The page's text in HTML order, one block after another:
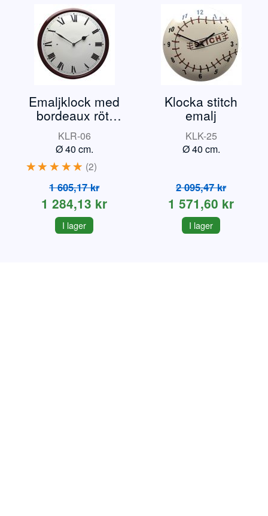
Emaljklock med
bordeaux rött
kant
KLR-06
Ø 40 cm.
2
1 605,17 kr
1 284,13 kr
I lager
Klocka stitch
emalj
KLK-25
Ø 40 cm.
2 095,47 kr
1 571,60 kr
I lager